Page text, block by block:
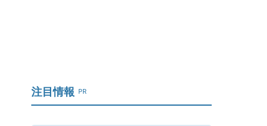
注目情報 PR